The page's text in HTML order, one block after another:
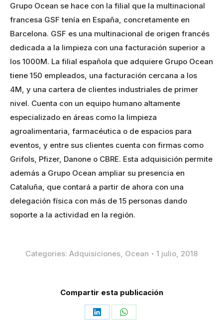
Grupo Ocean se hace con la filial que la multinacional
francesa GSF tenía en España, concretamente en
Barcelona. GSF es una multinacional de origen francés
dedicada a la limpieza con una facturación superior a
los 1000M. La filial española que adquiere Grupo Ocean
tiene 150 empleados, una facturación cercana a los
4M, y una cartera de clientes industriales de primer
nivel. Cuenta con un equipo humano altamente
especializado en áreas como la limpieza
agroalimentaria, farmacéutica o de espacios para
eventos, y entre sus clientes cuenta con firmas como
Grifols, Pfizer, Danone o CBRE. Esta adquisición permite
además a Grupo Ocean ampliar su presencia en
Cataluña, que contará a partir de ahora con una
delegación física con más de 15 personas dando
soporte a la actividad en la región.
Categories: Adquisiciones Ocean 1 julio, 2018
Compartir esta publicación
Share Share